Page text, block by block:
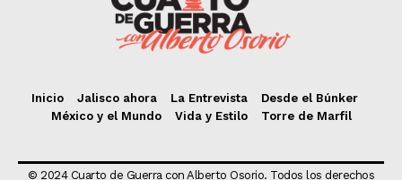
Inicio Jalisco ahora La Entrevista
Desde el Búnker
México y el Mundo
Vida y Estilo Torre de Marfil
© 2024 Cuarto de Guerra con Alberto Osorio. Todos los derechos